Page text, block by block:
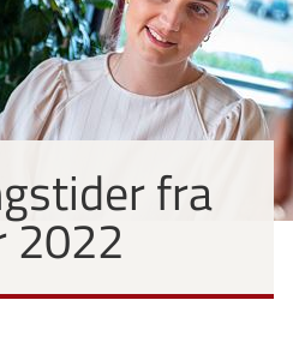
fra
2022